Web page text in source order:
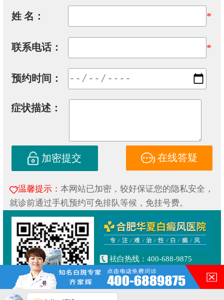
姓 名： *
联系电话： *
预约时间：
症状描述：
加密提交 在线答疑
温馨提示： 本网站已加密，较好保证您的隐私安全，
就诊前通过手机预约可免排队等候，免挂号费。
祛白热线：400-688-9875
健康专线：130-0306-3616
合肥市铜陵路与合裕路交叉口
东北角（天成大厦旁）